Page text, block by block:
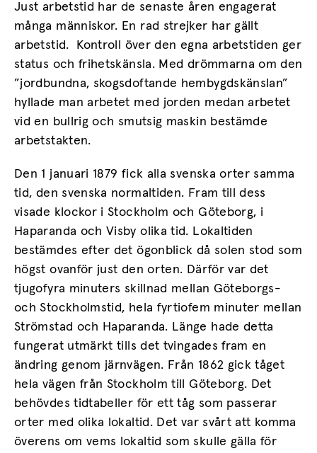
Just arbetstid har de senaste åren engagerat
många människor. En rad strejker har gällt
arbetstid. Kontroll över den egna arbetstiden ger
status och frihetskänsla. Med drömmarna om den
”jordbundna, skogsdoftande hembygdskänslan”
hyllade man arbetet med jorden medan arbetet
vid en bullrig och smutsig maskin bestämde
arbetstakten.
Den 1 januari 1879 fick alla svenska orter samma
tid, den svenska normaltiden. Fram till dess
visade klockor i Stockholm och Göteborg, i
Haparanda och Visby olika tid. Lokaltiden
bestämdes efter det ögonblick då solen stod som
högst ovanför just den orten. Därför var det
tjugofyra minuters skillnad mellan Göteborgs-
och Stockholmstid, hela fyrtiofem minuter mellan
Strömstad och Haparanda. Länge hade detta
fungerat utmärkt tills det tvingades fram en
ändring genom järnvägen. Från 1862 gick tåget
hela vägen från Stockholm till Göteborg. Det
behövdes tidtabeller för ett tåg som passerar
orter med olika lokaltid. Det var svårt att komma
överens om vems lokaltid som skulle gälla för